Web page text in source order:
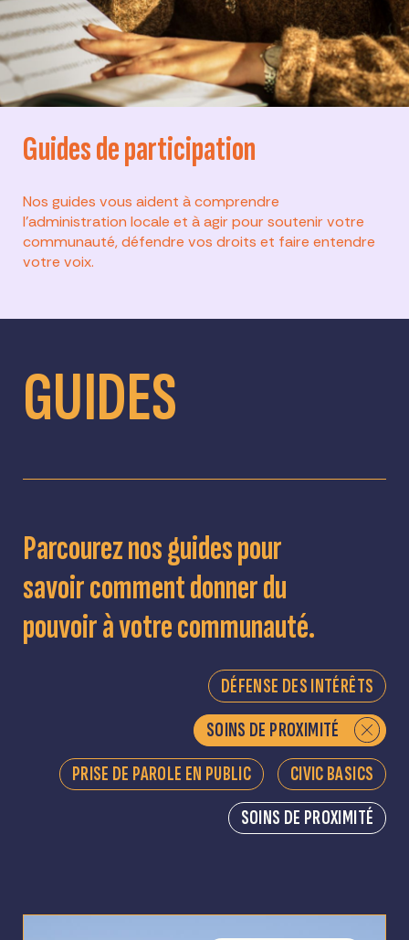
Guides de participation
Nos guides vous aident à comprendre
l'administration locale et à agir pour soutenir votre
communauté, défendre vos droits et faire entendre
votre voix.
GUIDES
Parcourez nos guides pour
savoir comment donner du
pouvoir à votre communauté.
DÉFENSE DES INTÉRÊTS
SOINS DE PROXIMITÉ
PRISE DE PAROLE EN PUBLIC
CIVIC BASICS
SOINS DE PROXIMITÉ